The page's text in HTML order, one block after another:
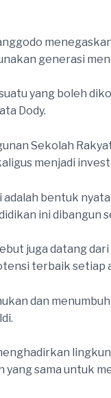
generasi
yang boleh
Dody.
Sekolah
menjadi
adalah bentuk
ini dibangun
juga datang
terbaik
dan
sama untuk